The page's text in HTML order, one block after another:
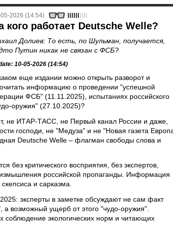
2026 (14:54)
кого работает Deutsche Welle?
Долиев: То есть, по Шульман, получается,
Путин никак не связан с ФСБ?
10-05-2026 (14:54)
еще издании можно открыть разворот и
информацию о проведении "успешной
ФСБ" (11.11.2025), испытаниях российского
оружия" (27.10.2025)?
не ИТАР-ТАСС, не Первый канал России и даже,
господи, не "Медуза" и не "Новая газета
Deutsche Welle – флагман свободы слова и
критического восприятия, без экспертов,
российской пропаганды. Информация
и сарказма.
эксперты в заметке обсуждают не сам факт
а возможный ущерб от этого "чудо-оружия".
соблюдение экологических норм и читающих